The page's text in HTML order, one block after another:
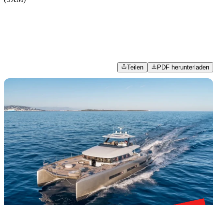
Teilen PDF herunterladen